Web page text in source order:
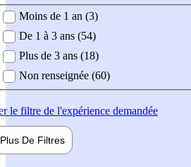
demandée
Moins de 1 an (3)
De 1 à 3 ans (54)
Plus de 3 ans (18)
Non renseignée (60)
le filtre de l'expérience demandée
Plus De Filtres